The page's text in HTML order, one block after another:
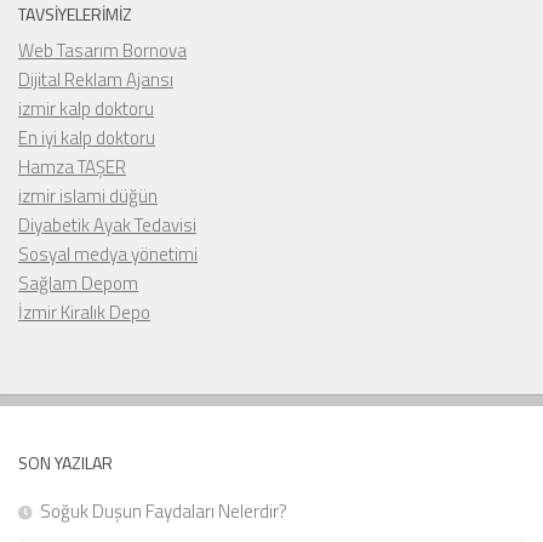
TAVSIYELERIMIZ
Web Tasarım Bornova
Dijital Reklam Ajansı
izmir kalp doktoru
En iyi kalp doktoru
Hamza TAŞER
izmir islami düğün
Diyabetik Ayak Tedavisi
Sosyal medya yönetimi
Sağlam Depom
İzmir Kiralık Depo
SON YAZILAR
Soğuk Duşun Faydaları Nelerdir?